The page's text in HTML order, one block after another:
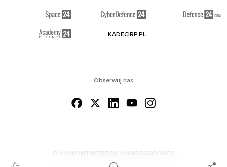
Obserwuj nas
O NAS KONTAKTREGULAMINRSS COOKIES
KADECIRP.PL